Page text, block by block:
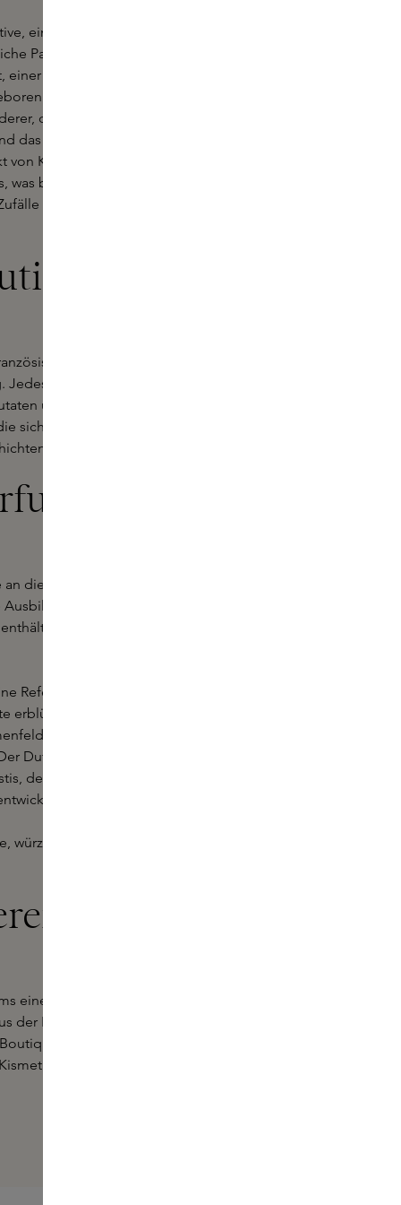
einem unabhängigen Parfum-
Parfümhaus wurde von der
Visionärin mit einer tief
und aufgewachsen in
die nach der Revolution von
das Schicksal, das ihre Familie
Kismet Olfactive - abgeleitet
was bestimmt ist" bedeutet. Mit
des Lebens in tragbare,
Parfums
Parfümerie mit
Parfüm wird in kleinen
und viel Liebe zum Detail.
sich sowohl kühn als auch intim
erzählen.
von
die französische Parfümstadt
zur Parfümeurin
14 sorgfältig ausgewählte
Referenz an die Gerbereien, die
erblühen Rose de Mai und
die die Stadt im 18.
Duft nimmt eine unerwartete
dem würzigen Aperitif, zu dem
würzige und rauchige Noten zu
Skins
eine persönliche Erfahrung ist.
der Kismet Olfactif-Kollektion zu
oder erkunden Sie die
Olfactive.